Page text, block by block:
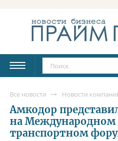
Все новости Новости
Амкодор
на Международном
транспортном